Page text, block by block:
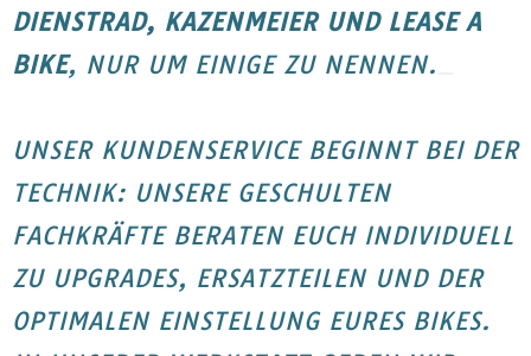
DIENSTRAD, KAZENMEIER UND LEASE A
BIKE, NUR UM EINIGE ZU NENNEN.
UNSER KUNDENSERVICE BEGINNT BEI DER
TECHNIK: UNSERE GESCHULTEN
FACHKRÄFTE BERATEN EUCH INDIVIDUELL
ZU UPGRADES, ERSATZTEILEN UND DER
OPTIMALEN EINSTELLUNG EURES BIKES.